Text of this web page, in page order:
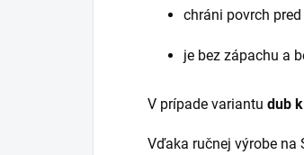
chráni povrch
je bez zápachu a
V prípade variantu dub
Vďaka ručnej výrobe na